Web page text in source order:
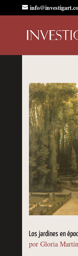
Los jardines en
por Gloria